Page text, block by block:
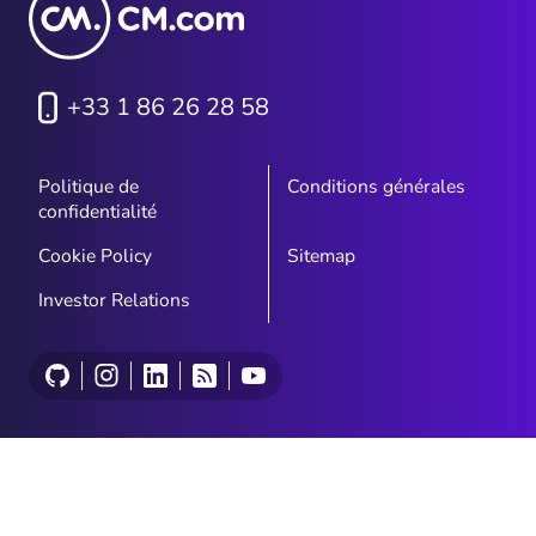
+33 1 86 26 28 58
Politique de
confidentialité
Conditions générales
Cookie Policy
Sitemap
Investor Relations